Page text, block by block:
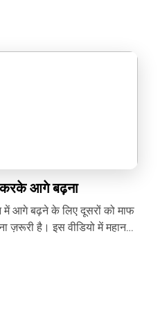
करके आगे बढ़ना
में आगे बढ़ने के लिए दूसरों को माफ
ज़रूरी है। इस वीडियो में महान
हैं।